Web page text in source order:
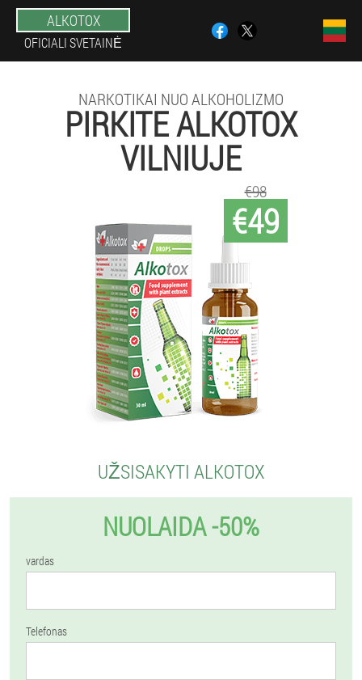
ALKOTOX
OFICIALI SVETAINĖ
NARKOTIKAI NUO ALKOHOLIZMO
PIRKITE ALKOTOX
VILNIUJE
€49
€98
UŽSISAKYTI ALKOTOX
NUOLAIDA -50%
vardas
Telefonas